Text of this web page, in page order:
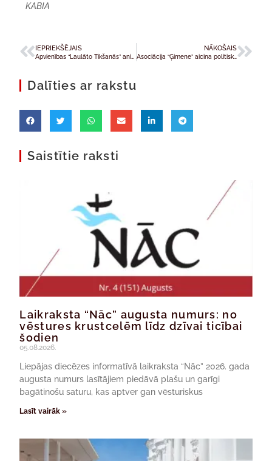
KABIA
IEPRIEKŠĒJAIS NĀKOŠAIS
Asociācija “Ģimene” aicina politiskās partijas 15. Saeimas vēlēšanu programmās par prioritāti izvirzīt demogrāfiju un ģimenes vērtības
Dalīties ar rakstu
Saistītie raksti
Laikraksta “Nāc” augusta numurs: no
vēstures krustcelēm līdz dzīvai ticībai
šodien
05.08.2026.
Liepājas diecēzes informatīvā laikraksta “Nāc” 2026. gada
augusta numurs lasītājiem piedāvā plašu un garīgi
bagātinošu saturu, kas aptver gan vēsturiskus
Lasīt vairāk »